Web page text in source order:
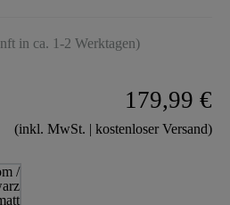
in ca. 1-2 Werktagen)
179,99 €
(inkl. MwSt. | kostenloser Versand)